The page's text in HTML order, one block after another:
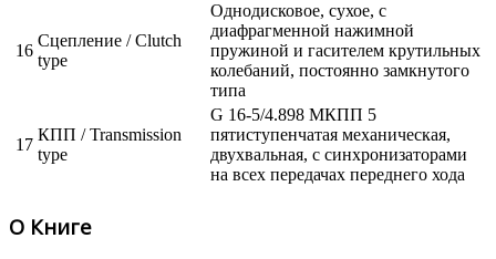
16
Сцепление / Clutch
type
Однодисковое, сухое, с
диафрагменной нажимной
пружиной и гасителем крутильных
колебаний, постоянно замкнутого
типа
17
КПП / Transmission
type
G 16-5/4.898 МКПП 5
пятиступенчатая механическая,
двухвальная, с синхронизаторами
на всех передачах переднего хода
О Книге